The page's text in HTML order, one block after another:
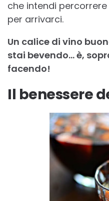
che intendi
per arrivarci.
Un calice di vino
stai bevendo… è,
facendo!
Il benessere